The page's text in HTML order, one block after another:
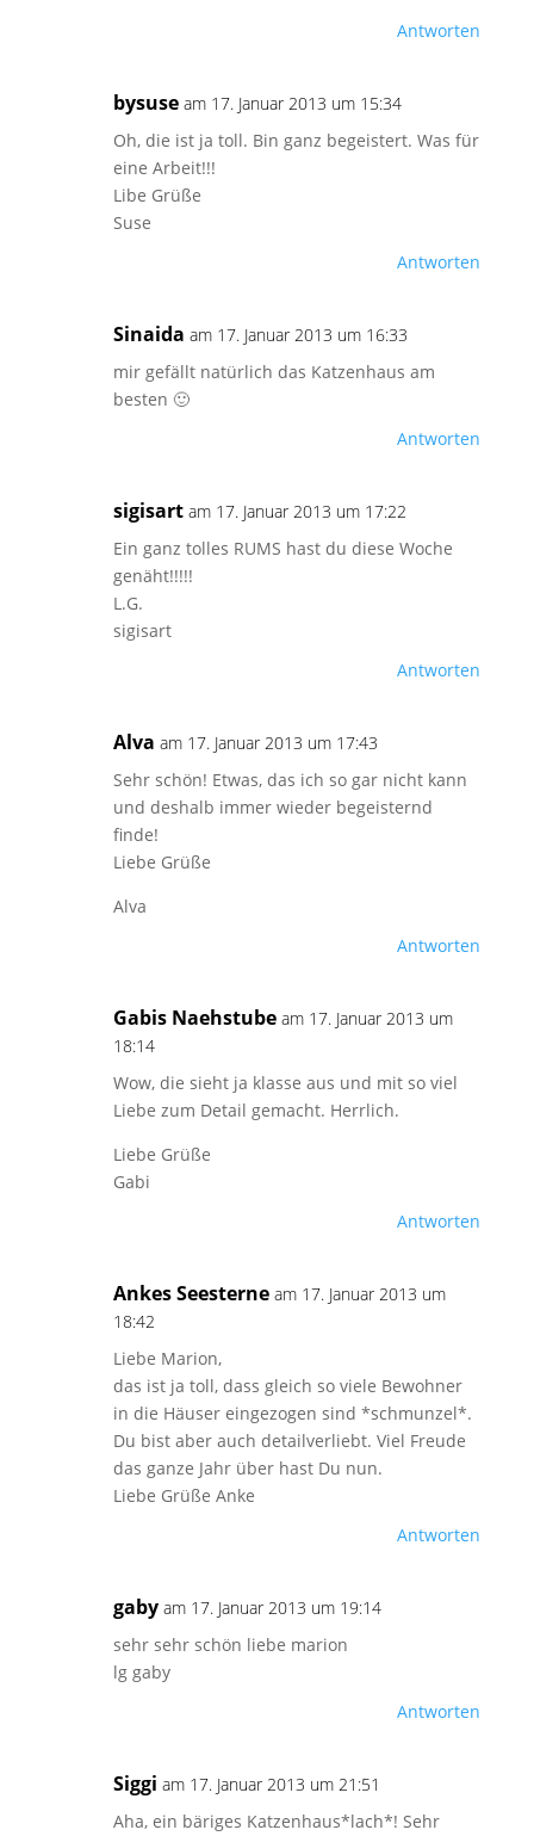
Antworten
bysuse am 17. Januar 2013 um 15:34
Oh, die ist ja toll. Bin ganz begeistert. Was für
eine Arbeit!!!
Libe Grüße
Suse
Antworten
Sinaida am 17. Januar 2013 um 16:33
mir gefällt natürlich das Katzenhaus am
besten 🙂
Antworten
sigisart am 17. Januar 2013 um 17:22
Ein ganz tolles RUMS hast du diese Woche
genäht!!!!!
L.G.
sigisart
Antworten
Alva am 17. Januar 2013 um 17:43
Sehr schön! Etwas, das ich so gar nicht kann
und deshalb immer wieder begeisternd
finde!
Liebe Grüße
Alva
Antworten
Gabis Naehstube am 17. Januar 2013 um
18:14
Wow, die sieht ja klasse aus und mit so viel
Liebe zum Detail gemacht. Herrlich.
Liebe Grüße
Gabi
Antworten
Ankes Seesterne am 17. Januar 2013 um
18:42
Liebe Marion,
das ist ja toll, dass gleich so viele Bewohner
in die Häuser eingezogen sind *schmunzel*.
Du bist aber auch detailverliebt. Viel Freude
das ganze Jahr über hast Du nun.
Liebe Grüße Anke
Antworten
gaby am 17. Januar 2013 um 19:14
sehr sehr schön liebe marion
lg gaby
Antworten
Siggi am 17. Januar 2013 um 21:51
Aha, ein bäriges Katzenhaus*lach*! Sehr